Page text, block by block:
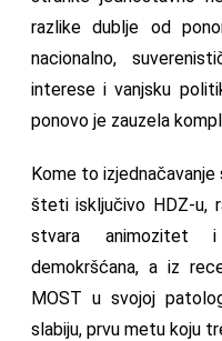
razlike dublje od
nacionalno,
interese i vanjsku
ponovo je zauzela
Kome to
šteti isključivo HDZ-u,
stvara animozitet
demokršćana, a iz
MOST u svojoj
slabiju, prvu metu koju